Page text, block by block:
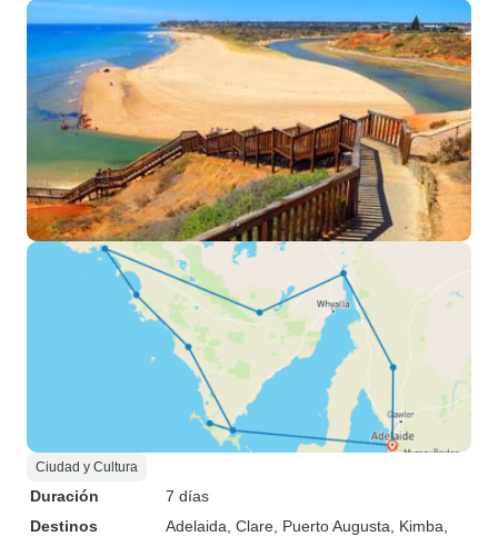
Ciudad y Cultura
Duración
7 días
Destinos
Adelaida , Clare , Puerto Augusta , Kimba